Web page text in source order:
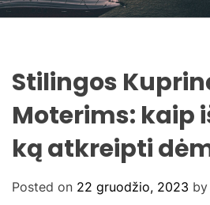
e
Stilingos
Moterims: kaip
ką atkreipti
Posted on 22 gruodžio, 2023 by